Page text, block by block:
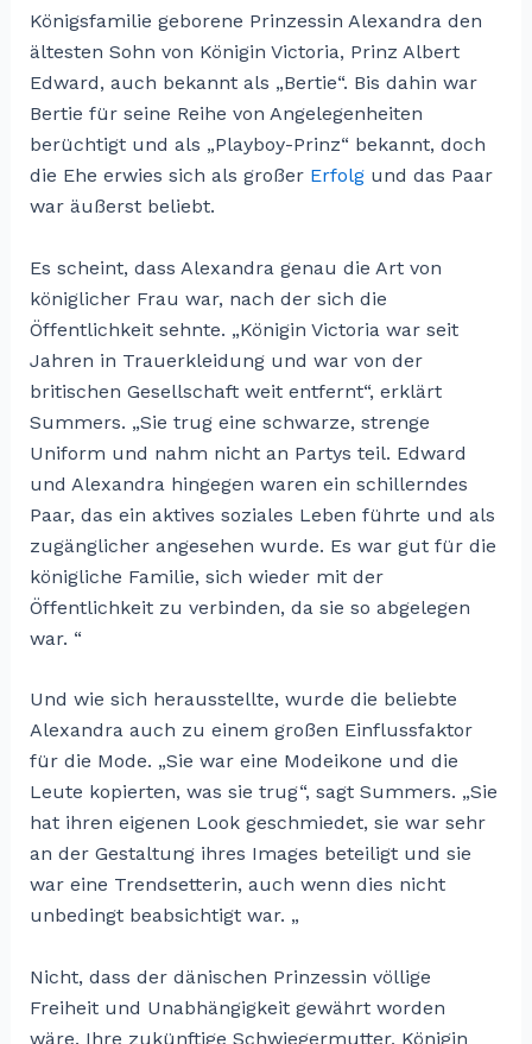
Königsfamilie geborene Prinzessin Alexandra den
ältesten Sohn von Königin Victoria, Prinz Albert
Edward, auch bekannt als „Bertie“. Bis dahin war
Bertie für seine Reihe von Angelegenheiten
berüchtigt und als „Playboy-Prinz“ bekannt, doch
die Ehe erwies sich als großer Erfolgund das Paar
war äußerst beliebt.
Es scheint, dass Alexandra genau die Art von
königlicher Frau war, nach der sich die
Öffentlichkeit sehnte. „Königin Victoria war seit
Jahren in Trauerkleidung und war von der
britischen Gesellschaft weit entfernt“, erklärt
Summers. „Sie trug eine schwarze, strenge
Uniform und nahm nicht an Partys teil. Edward
und Alexandra hingegen waren ein schillerndes
Paar, das ein aktives soziales Leben führte und als
zugänglicher angesehen wurde. Es war gut für die
königliche Familie, sich wieder mit der
Öffentlichkeit zu verbinden, da sie so abgelegen
war. “
Und wie sich herausstellte, wurde die beliebte
Alexandra auch zu einem großen Einflussfaktor
für die Mode. „Sie war eine Modeikone und die
Leute kopierten, was sie trug“, sagt Summers. „Sie
hat ihren eigenen Look geschmiedet, sie war sehr
an der Gestaltung ihres Images beteiligt und sie
war eine Trendsetterin, auch wenn dies nicht
unbedingt beabsichtigt war. „
Nicht, dass der dänischen Prinzessin völlige
Freiheit und Unabhängigkeit gewährt worden
wäre. Ihre zukünftige Schwiegermutter, Königin